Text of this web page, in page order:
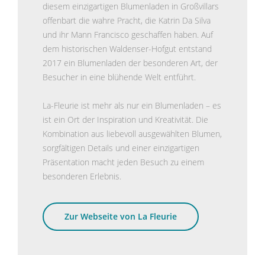
diesem einzigartigen Blumenladen in Großvillars
offenbart die wahre Pracht, die Katrin Da Silva
und ihr Mann Francisco geschaffen haben. Auf
dem historischen Waldenser-Hofgut entstand
2017 ein Blumenladen der besonderen Art, der
Besucher in eine blühende Welt entführt.
La-Fleurie ist mehr als nur ein Blumenladen – es
ist ein Ort der Inspiration und Kreativität. Die
Kombination aus liebevoll ausgewählten Blumen,
sorgfältigen Details und einer einzigartigen
Präsentation macht jeden Besuch zu einem
besonderen Erlebnis.
Zur Webseite von La Fleurie